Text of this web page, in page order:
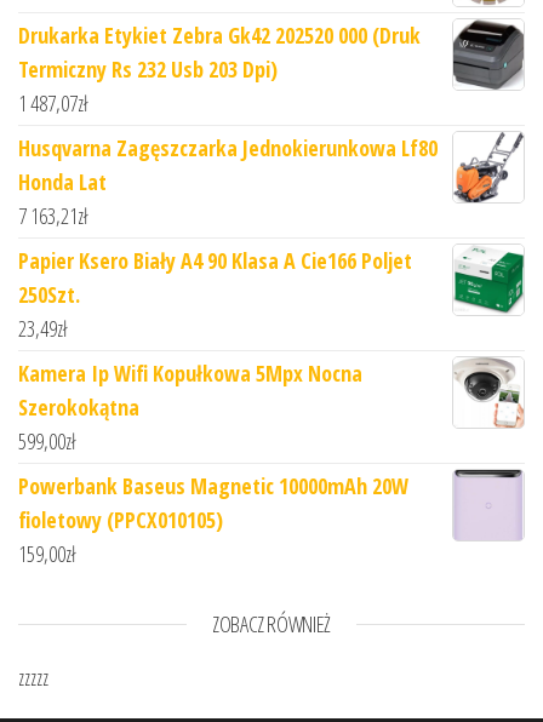
Drukarka Etykiet Zebra Gk42 202520 000 (Druk
Termiczny Rs 232 Usb 203 Dpi)
1 487,07zł
Husqvarna Zagęszczarka Jednokierunkowa Lf80
Honda Lat
7 163,21zł
Papier Ksero Biały A4 90 Klasa A Cie166 Poljet
250Szt.
23,49zł
Kamera Ip Wifi Kopułkowa 5Mpx Nocna
Szerokokątna
599,00zł
Powerbank Baseus Magnetic 10000mAh 20W
fioletowy (PPCX010105)
159,00zł
ZOBACZ RÓWNIEŻ
zzzzz